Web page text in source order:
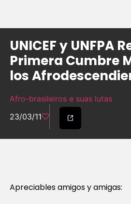
UNICEF y UNFPA
Primera Cumbre
los
Afro-brasileiros e suas lutas
23/03/11
Apreciables amigos y amigas: